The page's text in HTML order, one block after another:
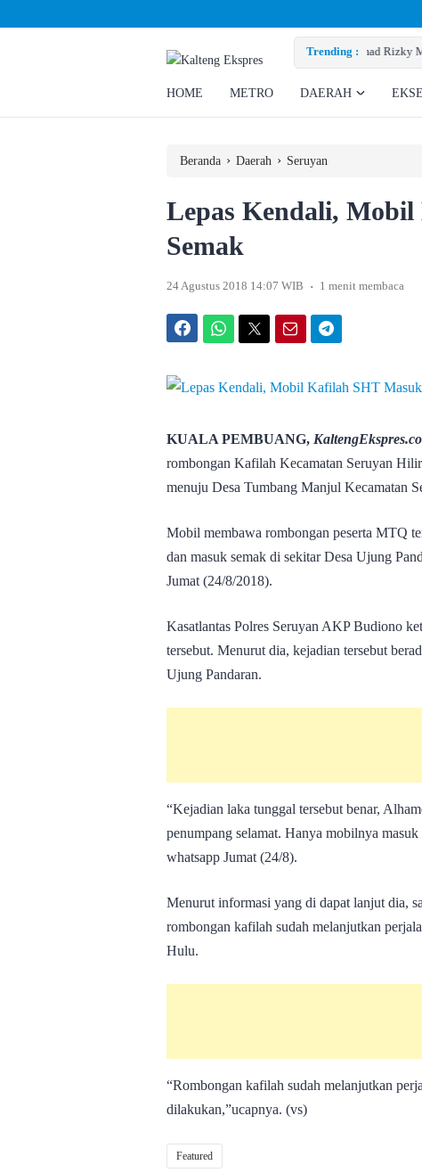
Trending :
Perusahaan Penuhi Hak Ratusan Eks Pekerja
HOME METRO DAERAH
Beranda › Daerah › Seruyan
Lepas Kendali,
Semak
24 Agustus 2018 14:07 WIB . 1 menit membaca
KUALA PEMBUANG,
rombongan Kafilah Kecamatan Seruyan
menuju Desa Tumbang Manjul Kecamatan
Mobil membawa rombongan peserta MTQ
dan masuk semak di sekitar Desa Ujung
Jumat (24/8/2018).
Kasatlantas Polres Seruyan AKP Budiono
tersebut. Menurut dia, kejadian tersebut
Ujung Pandaran.
“Kejadian laka tunggal tersebut benar,
penumpang selamat. Hanya mobilnya
whatsapp Jumat (24/8).
Menurut informasi yang di dapat lanjut dia,
rombongan kafilah sudah melanjutkan
Hulu.
“Rombongan kafilah sudah melanjutkan
dilakukan,”ucapnya. (vs)
Featured